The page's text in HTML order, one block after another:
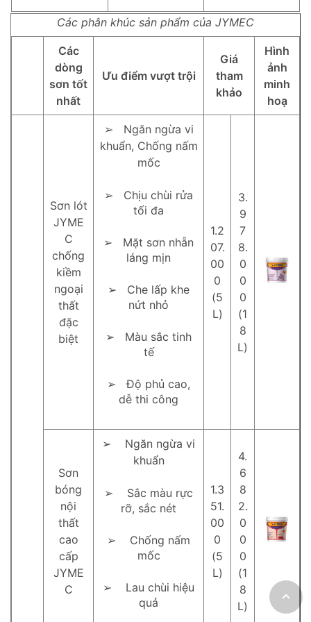
Các phân khúc sản phẩm của JYMEC
Các
dòng
sơn tốt
nhất
Ưu điểm vượt trội
Giá
tham
khảo
Hình
ảnh
minh
hoạ
Sơn lót
JYME
C
chống
kiềm
ngoại
thất
đặc
biệt
➢ Ngăn ngừa vi
khuẩn, Chống nấm
mốc
➢ Chịu chùi rửa
tối đa
➢ Mặt sơn nhẵn
láng mịn
➢ Che lấp khe
nứt nhỏ
➢ Màu sắc tinh
tế
➢ Độ phủ cao,
dễ thi công
1.2
07.
00
0
(5
L)
3.
9
7
8.
0
0
0
(1
8
L)
Sơn
bóng
nội
thất
cao
cấp
JYME
C
➢ Ngăn ngừa vi
khuẩn
➢ Sắc màu rực
rỡ, sắc nét
➢ Chống nấm
mốc
➢ Lau chùi hiệu
quả
1.3
51.
00
0
(5
L)
4.
6
8
2.
0
0
0
(1
8
L)